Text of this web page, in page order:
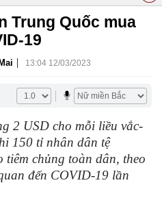
Trung Quốc mua
19
| 13:04 12/03/2023
2 USD cho mỗi liều vắc-
150 tỉ nhân dân tệ
chủng toàn dân, theo
đến COVID-19 lần